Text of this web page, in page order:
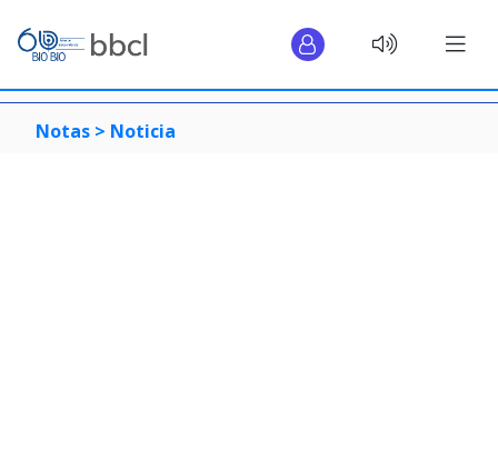
Notas > Noticia